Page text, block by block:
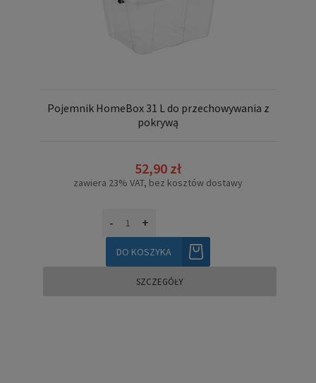
Pojemnik HomeBox 31 L do przechowywania z
pokrywą
52,90 zł
zawiera 23% VAT, bez kosztów dostawy
- +
DO KOSZYKA
SZCZEGÓŁY